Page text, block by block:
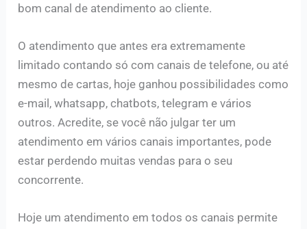
bom canal de atendimento ao cliente.
O atendimento que antes era extremamente
limitado contando só com canais de telefone, ou até
mesmo de cartas, hoje ganhou possibilidades como
e-mail, whatsapp, chatbots, telegram e vários
outros. Acredite, se você não julgar ter um
atendimento em vários canais importantes, pode
estar perdendo muitas vendas para o seu
concorrente.
Hoje um atendimento em todos os canais permite